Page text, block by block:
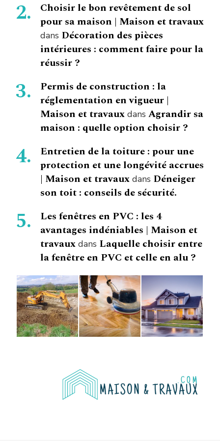
Choisir le bon revêtement de sol
pour sa maison | Maison et travaux
dans Décoration des pièces
intérieures : comment faire pour la
réussir ?
Permis de construction : la
réglementation en vigueur |
Maison et travaux dans Agrandir sa
maison : quelle option choisir ?
Entretien de la toiture : pour une
protection et une longévité accrues
| Maison et travaux dans Déneiger
son toit : conseils de sécurité.
Les fenêtres en PVC : les 4
avantages indéniables | Maison et
travaux dans Laquelle choisir entre
la fenêtre en PVC et celle en alu ?